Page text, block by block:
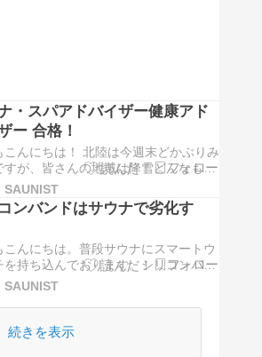
・スパアドバイザー健康アド
ー 合格！
こんにちは！ 北陸は今週末どかぶりみ
すが、皆さんの地域は降雪どんなもん
うか？ 降雪量と比例して、サウナ欲も
著者です。。 早速ですが、「サウナ・
康アドバイザー」に合格しました👏
の方も多いと思いますが、資格の内容
の通りです。 ◉サ…
SAUNIST
ンバンドはサウナで劣化す
こんにちは。普段サウナにスマートウ
を持ち込んでおります。シリコンバン
化しないか調査したので、共有してい
と思います👍 ★結論：シリコンバン
化しない 早速結論ですが、100℃程度
リコンバンドは劣化しません。200℃
SAUNIST
続きを表示